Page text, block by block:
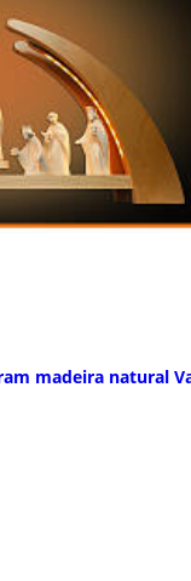
madeira natural